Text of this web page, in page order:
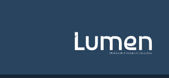
en ciencias exactas, prueba piloto en